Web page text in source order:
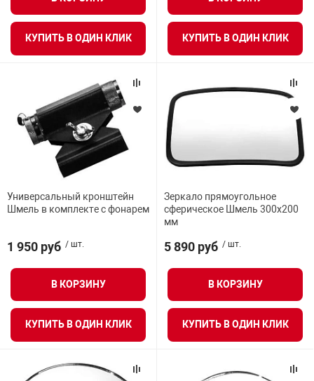
КУПИТЬ В ОДИН КЛИК КУПИТЬ В ОДИН КЛИК
Универсальный кронштейн
Шмель в комплекте с фонарем
1 950 руб / шт.
В КОРЗИНУ
КУПИТЬ В ОДИН КЛИК
Зеркало прямоугольное
сферическое Шмель 300х200
мм
5 890 руб / шт.
В КОРЗИНУ
КУПИТЬ В ОДИН КЛИК